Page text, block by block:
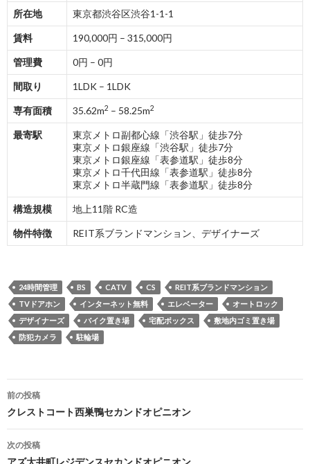
所在地 東京都渋谷区渋谷1-1-1
賃料 190,000円 – 315,000円
管理費 0円 – 0円
間取り 1LDK – 1LDK
専有面積 35.62m2 – 58.25m2
最寄駅
東京メトロ副都心線「渋谷駅」徒歩7分
東京メトロ銀座線「渋谷駅」徒歩7分
東京メトロ銀座線「表参道駅」徒歩8分
東京メトロ千代田線「表参道駅」徒歩8分
東京メトロ半蔵門線「表参道駅」徒歩8分
構造規模 地上11階 RC造
物件特徴 REIT系ブランドマンション、デザイナーズ
24時間管理 BS CATV CS
REIT系ブランドマンション
TVドアホン
インターネット無料 エレベーター
オートロック
デザイナーズ
バイク置き場 宅配ボックス
敷地内ゴミ置き場
防犯カメラ
駐輪場
投
稿
ナ
前の投稿
クレストコート西巣鴨セカンドオピニオン
次の投稿
アズ大井町レジデンスセカンドオピニオン